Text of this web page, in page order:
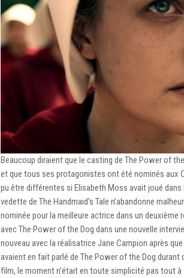
Beaucoup diraient que le casting de The Power of
et que tous ses protagonistes ont été nominés aux
pu être différentes si Elisabeth Moss avait joué
vedette de The Handmaid’s Tale n’abandonne
nominée pour la meilleure actrice dans un deuxième
avec The Power of the Dog dans une nouvelle
nouveau avec la réalisatrice Jane Campion après
avaient en fait parlé de The Power of the Dog
film, le moment n’était en toute simplicité pas tout